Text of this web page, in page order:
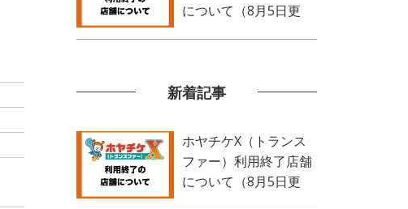
について（8月5日更
新着記事
ホヤチケX（トランス
ファー）利用終了店舗
について（8月5日更